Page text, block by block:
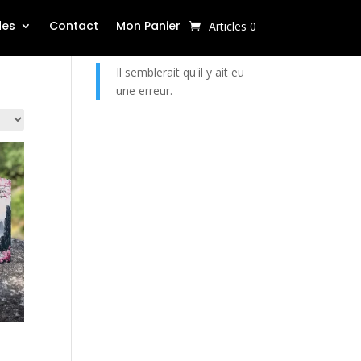
Contact Mon Panier Articles 0
Il semblerait qu'il y ait eu
une erreur.